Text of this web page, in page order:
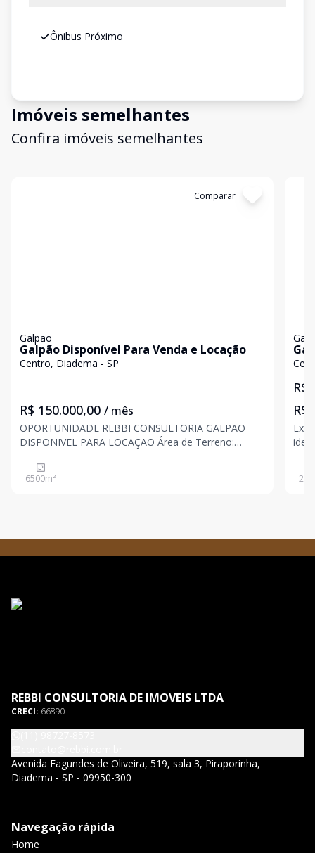
Ônibus Próximo
Imóveis semelhantes
Confira imóveis semelhantes
Comparar
Galpão
Galpão Disponível Para Venda e Locação
Centro, Diadema - SP
R$ 150.000,00 / mês
OPORTUNIDADE REBBI CONSULTORIA GALPÃO
DISPONIVEL PARA LOCAÇÃO Área de Terreno:
Zoneamento: ZUPI1 Valor para locação: R$:
150.000,00 Informações Importantes: Transporte
6500m²
R$
R$
REBBI CONSULTORIA DE IMOVEIS LTDA
CRECI: 66890
Avenida Fagundes de Oliveira, 519, sala 3, Piraporinha,
Diadema - SP - 09950-300
Navegação rápida
Home